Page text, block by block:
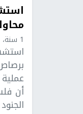
1 سنة، 1 شهر ago
أن